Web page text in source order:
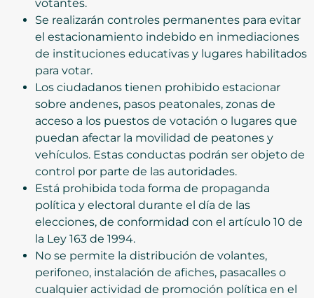
votantes.
Se realizarán controles permanentes para evitar
el estacionamiento indebido en inmediaciones
de instituciones educativas y lugares habilitados
para votar.
Los ciudadanos tienen prohibido estacionar
sobre andenes, pasos peatonales, zonas de
acceso a los puestos de votación o lugares que
puedan afectar la movilidad de peatones y
vehículos. Estas conductas podrán ser objeto de
control por parte de las autoridades.
Está prohibida toda forma de propaganda
política y electoral durante el día de las
elecciones, de conformidad con el artículo 10 de
la Ley 163 de 1994.
No se permite la distribución de volantes,
perifoneo, instalación de afiches, pasacalles o
cualquier actividad de promoción política en el